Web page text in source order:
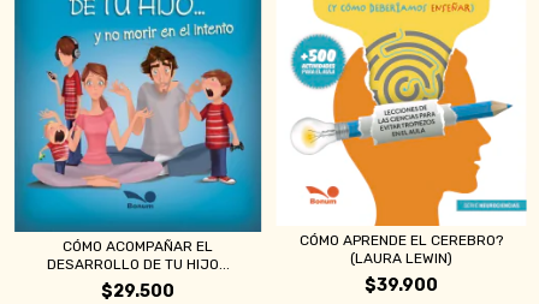
CÓMO ACOMPAÑAR EL
DESARROLLO DE TU HIJO...
$29.500
CÓMO APRENDE EL CEREBRO?
(LAURA LEWIN)
$39.900